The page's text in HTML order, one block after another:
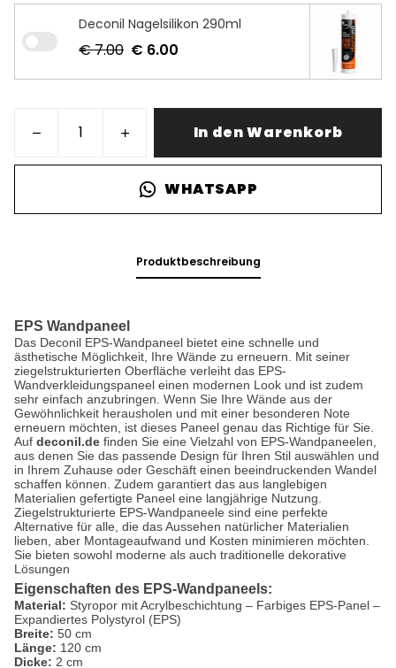
Deconil Nagelsilikon 290ml
€ 7.00 € 6.00
In den Warenkorb
WHATSAPP
Produktbeschreibung
EPS Wandpaneel
Das Deconil EPS-Wandpaneel bietet eine schnelle und
ästhetische Möglichkeit, Ihre Wände zu erneuern. Mit seiner
ziegelstrukturierten Oberfläche verleiht das EPS-
Wandverkleidungspaneel einen modernen Look und ist zudem
sehr einfach anzubringen. Wenn Sie Ihre Wände aus der
Gewöhnlichkeit herausholen und mit einer besonderen Note
erneuern möchten, ist dieses Paneel genau das Richtige für Sie.
Auf deconil.de finden Sie eine Vielzahl von EPS-Wandpaneelen,
aus denen Sie das passende Design für Ihren Stil auswählen und
in Ihrem Zuhause oder Geschäft einen beeindruckenden Wandel
schaffen können. Zudem garantiert das aus langlebigen
Materialien gefertigte Paneel eine langjährige Nutzung.
Ziegelstrukturierte EPS-Wandpaneele sind eine perfekte
Alternative für alle, die das Aussehen natürlicher Materialien
lieben, aber Montageaufwand und Kosten minimieren möchten.
Sie bieten sowohl moderne als auch traditionelle dekorative
Lösungen
Eigenschaften des EPS-Wandpaneels:
Material: Styropor mit Acrylbeschichtung – Farbiges EPS-Panel –
Expandiertes Polystyrol (EPS)
Breite: 50 cm
Länge: 120 cm
Dicke: 2 cm